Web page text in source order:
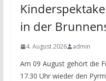
in der
4. August 2026 admin
Am 09 August gehört die
17.30 Uhr wieder den